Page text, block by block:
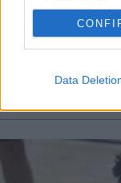
Data
PARAPOLITIKA
Τενερίφη -
περιμένει